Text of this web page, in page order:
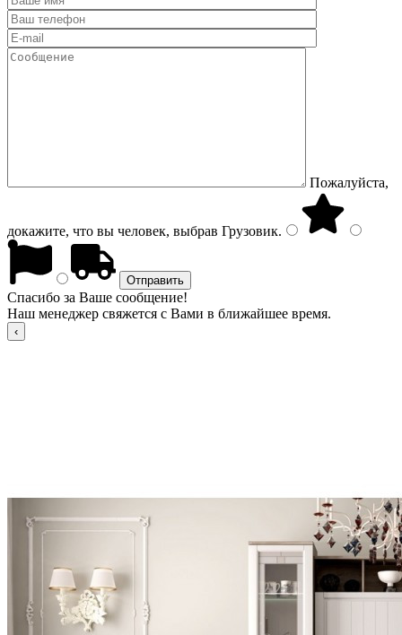
Пожалуйста,
докажите, что вы человек, выбрав Грузовик.
Спасибо за Ваше сообщение!
Наш менеджер свяжется с Вами в ближайшее время.